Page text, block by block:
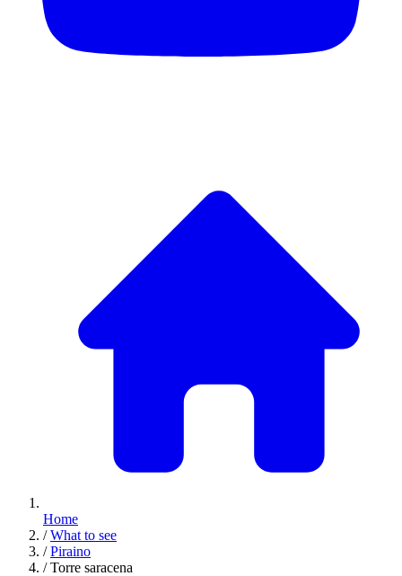
Home
/ What to see
/ Piraino
/ Torre saracena